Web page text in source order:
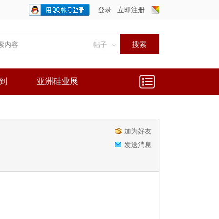
登录
立即注册
帖子 搜索
亚洲硅业展
加为好友
发送消息